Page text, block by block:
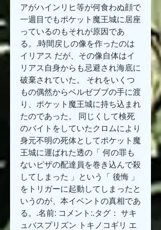
アがハインリヒ等が何食わぬ顔で
一週目でもポケット魔王城に居座
っているのもそれが原因であ
る。.時間戻しの像を作ったのは
イリアス だが、その像自体はイ
リアス自身からも忌避され海底に
破棄されていた。 それをいくつ
もの偶然からベルゼブブの手に渡
り、ポケット魔王城に持ち込まれ
たのであった。 同じくして検死
のバイトをしていたクロムにより
身元不明の死体としてポケット魔
王城に運ばれた透の「 何の罪も
ないピザの配達員を巻き込んで殺
してしまった 」という「 後悔 」
をトリガーに起動してしまったと
いうのが、本イベントの真相であ
る。.名前: コメント:.タグ： サキ
ュバスプリズン トキノコギリ エ